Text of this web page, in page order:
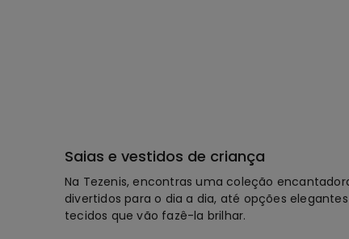
Saias e vestidos de criança
Na Tezenis, encontras uma coleção
divertidos para o dia a dia, até opções
tecidos que vão fazê-la brilhar.